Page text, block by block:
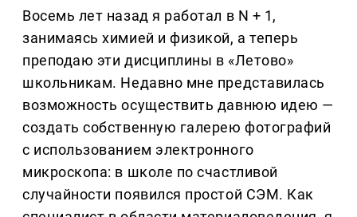
Восемь лет назад я работал в N + 1,
занимаясь химией и физикой, а теперь
преподаю эти дисциплины в «Летово»
школьникам. Недавно мне представилась
возможность осуществить давнюю идею —
создать собственную галерею фотографий
с использованием электронного
микроскопа: в школе по счастливой
случайности появился простой СЭМ. Как